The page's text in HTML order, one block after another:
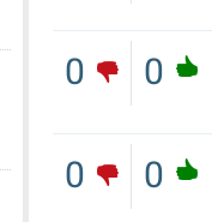
0
0
0
0